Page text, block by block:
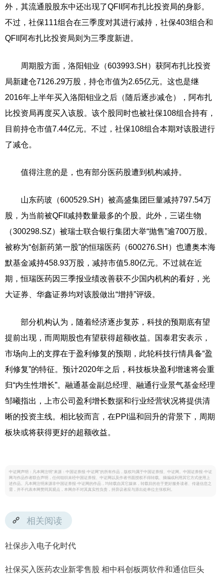
外，其流通股股东中还出现了QFII阿布扎比投资局的身影。
不过，社保111组合在三季度对其进行减持，社保403组合和
QFII阿布扎比投资局则为三季度新进。
周期股方面，洛阳钼业（603993.SH）获阿布扎比投资
局新建仓7126.29万股，持仓市值为2.65亿元。这也是继
2016年上半年买入洛阳钼业之后（随后逐步减仓），阿布扎
比投资局再度买入该股。该个股同时也被社保108组合持有，
目前持仓市值7.44亿元。不过，社保108组合本期对该股进行
了减仓。
值得注意的是，也有部分医药股遭到机构减持。
山东药玻（600529.SH）被高盛集团巨量减持797.54万
股，为当前被QFII减持数量最多的个股。此外，三诺生物
（300298.SZ）被瑞士联合银行集团大举“抛售”逾700万股。
被称为“创新药第一股”的恒瑞医药（600276.SH）也遭奥本海
默基金减持458.93万股，减持市值5.80亿元。不过就在近
期，恒瑞医药因三季报业绩改善获不少国内机构的看好，光
大证券、华鑫证券均对该股做出“增持”评级。
部分机构认为，随着经济逐步复苏，科技的预期底有望
提前出现，而周期股也有望获得超额收益。国泰君安表示，
市场向上的支撑在于盈利修复的预期，此轮科技行情具备“盈
利修复”的特征。预计2020年之后，科技板块盈利增速将会重
归“内生性增长”。融通基金副总经理、融通行业景气基金经理
邹曦指出，上市公司盈利增长数据和行业经营状况将提供清
晰的投资主线。相比较而言，在PPI温和回升的背景下，周期
板块或将获得更好的超额收益。
中证网声明：凡本网注明“来源：中国证券报·中证网”的所有作品，版权均属于中国证券报、中证网。中国证券报·中证
网与作品作者联合声明，任何组织未经中国证券报、中证网以及作者书面授权不得转载、摘编或利用其它方式使用上
述作品。凡本网注明来源非中国证券报·中证网的作品，均转载自其它媒体，转载目的在于更好服务读者、传递信息之
需，并不代表本网赞同其观点，本网亦不对其真实性负责，持异议者应与原出处单位主张权利。
相关阅读
社保步入电子化时代
社保买入医药农业新零售股 相中科创板两软件和通信巨头